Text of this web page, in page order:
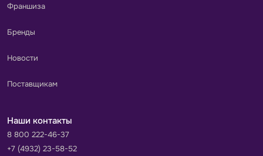
Франшиза
Бренды
Новости
Поставщикам
Наши контакты
8 800 222-46-37
+7 (4932) 23-58-52